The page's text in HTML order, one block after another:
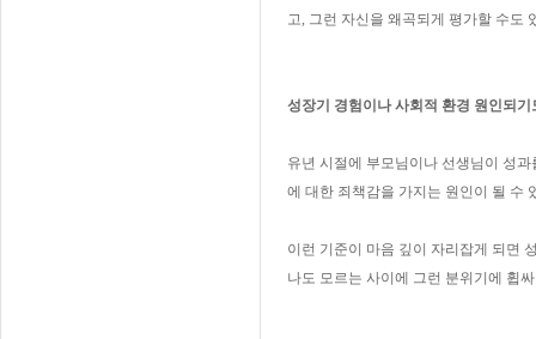
고, 그런 자신을 왜곡되게 평가할 수도
성장기 경험이나 사회적 환경 원인되기
유년 시절에 부모님이나 선생님이 성
에 대한 죄책감을 가지는 원인이 될 수
이런 기준이 마음 깊이 자리잡게 되면
나도 모르는 사이에 그런 분위기에 휩